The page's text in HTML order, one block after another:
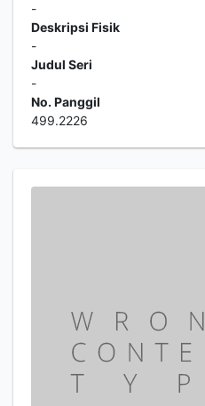
-
Deskripsi Fisik
-
Judul Seri
-
No. Panggil
499.2226